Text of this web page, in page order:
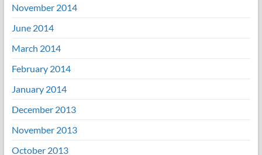
November 2014
June 2014
March 2014
February 2014
January 2014
December 2013
November 2013
October 2013